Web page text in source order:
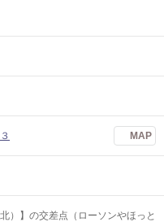
MAP
）】の交差点（ローソンやほっと